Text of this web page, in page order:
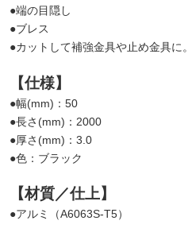
●端の目隠し
●ブレス
●カットして補強金具や止め金具に。
【仕様】
●幅(mm)：50
●長さ(mm)：2000
●厚さ(mm)：3.0
●色：ブラック
【材質／仕上】
●アルミ（A6063S-T5）